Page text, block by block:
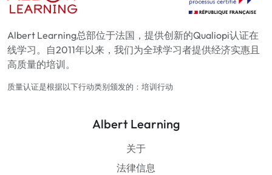
Albert Learning总部位于法国，提供创新的Qualiopi认证在
线学习。自2011年以来，我们为全球学习者提供经济实惠且
高质量的培训。
质量认证是根据以下行动类别颁发的：培训行动
Albert Learning
关于
法律信息